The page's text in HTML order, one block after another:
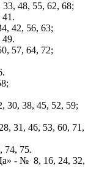
48, 55, 62, 68;
42, 56, 63;
57, 64, 72;
30, 38, 45, 52, 59;
31, 46, 53, 60, 71,
75.
- № 8, 16, 24, 32,